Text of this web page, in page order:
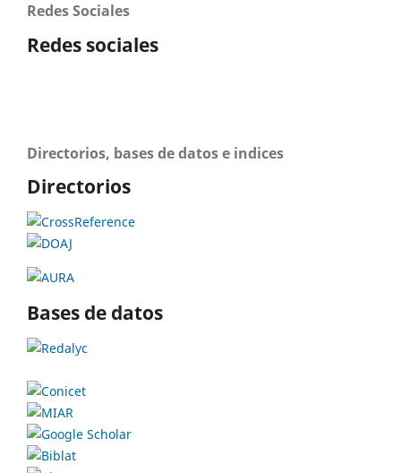
Redes Sociales
Redes sociales
Directorios, bases de datos e indices
Directorios
Bases de datos